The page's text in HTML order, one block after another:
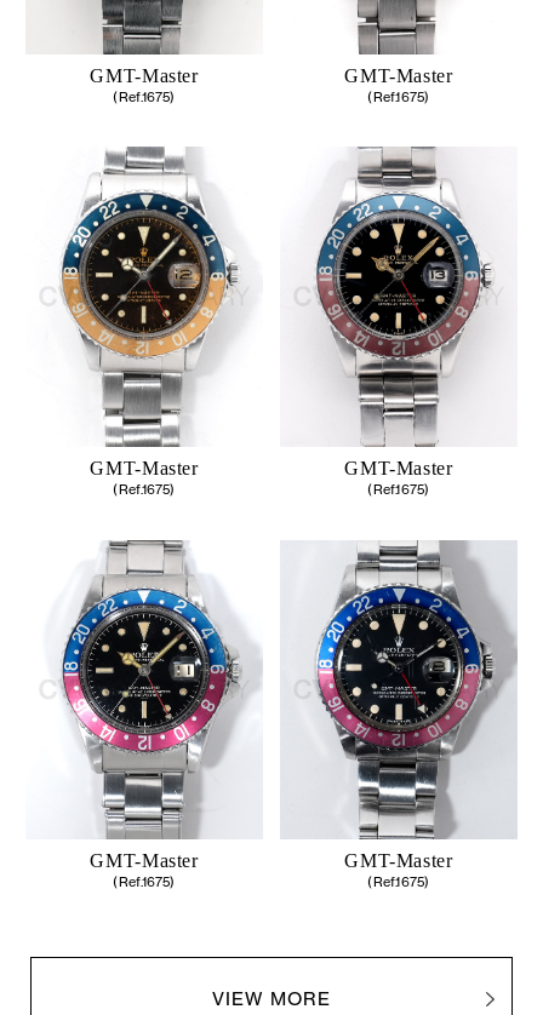
GMT-Master
(Ref.1675)
GMT-Master
(Ref.1675)
GMT-Master
(Ref.1675)
GMT-Master
(Ref.1675)
GMT-Master
(Ref.1675)
GMT-Master
(Ref.1675)
VIEW MORE